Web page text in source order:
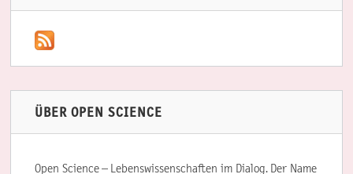
ÜBER OPEN SCIENCE
Open Science – Lebenswissenschaften im Dialog. Der Name